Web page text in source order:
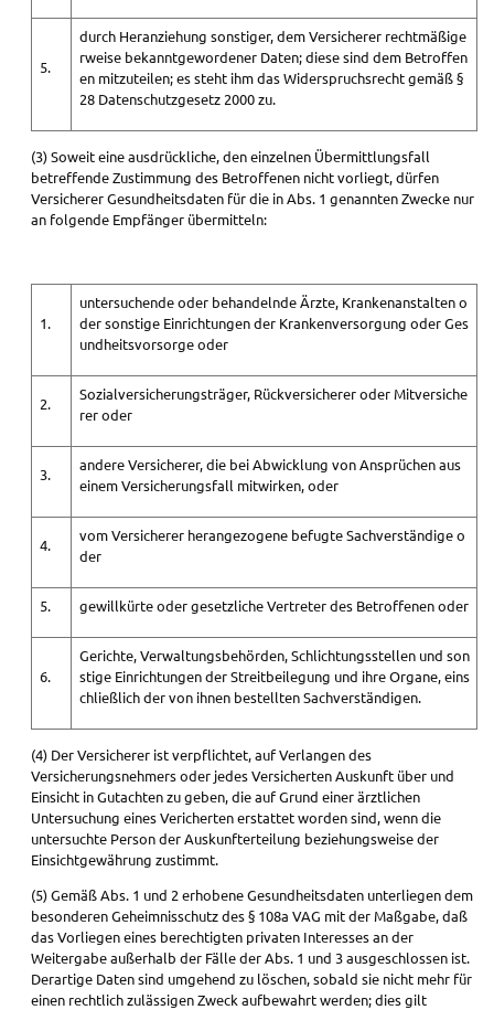
5.
durch Heranziehung sonstiger, dem Versicherer rechtmäßige
rweise bekanntgewordener Daten; diese sind dem Betroffen
en mitzuteilen; es steht ihm das Widerspruchsrecht gemäß §
28 Datenschutzgesetz 2000 zu.
(3) Soweit eine ausdrückliche, den einzelnen Übermittlungsfall
betreffende Zustimmung des Betroffenen nicht vorliegt, dürfen
Versicherer Gesundheitsdaten für die in Abs. 1 genannten Zwecke nur
an folgende Empfänger übermitteln:
1.
untersuchende oder behandelnde Ärzte, Krankenanstalten o
der sonstige Einrichtungen der Krankenversorgung oder Ges
undheitsvorsorge oder
2.
Sozialversicherungsträger, Rückversicherer oder Mitversiche
rer oder
3.
andere Versicherer, die bei Abwicklung von Ansprüchen aus
einem Versicherungsfall mitwirken, oder
4.
vom Versicherer herangezogene befugte Sachverständige o
der
5. gewillkürte oder gesetzliche Vertreter des Betroffenen oder
6.
Gerichte, Verwaltungsbehörden, Schlichtungsstellen und son
stige Einrichtungen der Streitbeilegung und ihre Organe, eins
chließlich der von ihnen bestellten Sachverständigen.
(4) Der Versicherer ist verpflichtet, auf Verlangen des
Versicherungsnehmers oder jedes Versicherten Auskunft über und
Einsicht in Gutachten zu geben, die auf Grund einer ärztlichen
Untersuchung eines Vericherten erstattet worden sind, wenn die
untersuchte Person der Auskunfterteilung beziehungsweise der
Einsichtgewährung zustimmt.
(5) Gemäß Abs. 1 und 2 erhobene Gesundheitsdaten unterliegen dem
besonderen Geheimnisschutz des § 108a VAG mit der Maßgabe, daß
das Vorliegen eines berechtigten privaten Interesses an der
Weitergabe außerhalb der Fälle der Abs. 1 und 3 ausgeschlossen ist.
Derartige Daten sind umgehend zu löschen, sobald sie nicht mehr für
einen rechtlich zulässigen Zweck aufbewahrt werden; dies gilt